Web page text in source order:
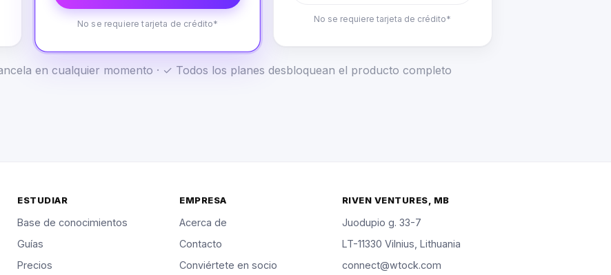
No se requiere tarjeta de crédito* No se requiere tarjeta de crédito*
en cualquier momento · ✓ Todos los planes desbloquean el producto completo
ESTUDIAR
Base de conocimientos
Guías
Precios
EMPRESA
Acerca de
Contacto
Conviértete en socio
RIVEN VENTURES, MB
Juodupio g. 33-7
LT-11330 Vilnius, Lithuania
connect@wtock.com